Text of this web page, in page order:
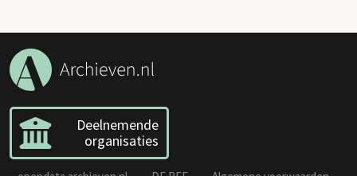
Deelnemende
organisaties